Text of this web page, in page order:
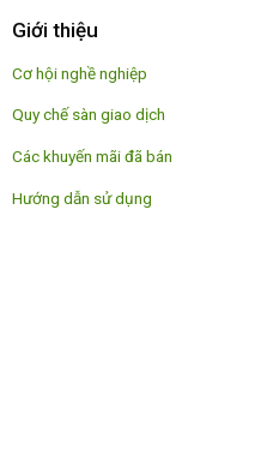
Giới thiệu
Cơ hội nghề nghiệp
Quy chế sàn giao dịch
Các khuyến mãi đã bán
Hướng dẫn sử dụng